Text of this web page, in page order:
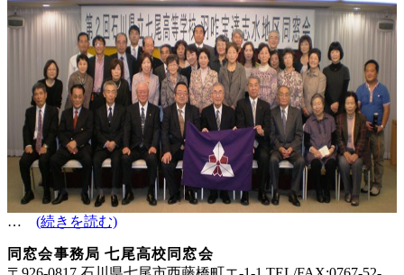
… (続きを読む)
同窓会事務局 七尾高校同窓会